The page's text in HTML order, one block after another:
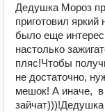
Дедушка Мороз
приготовил
было еще
настолько
пляс!Чтобы
не достаточно,
мешок! А иначе,  в